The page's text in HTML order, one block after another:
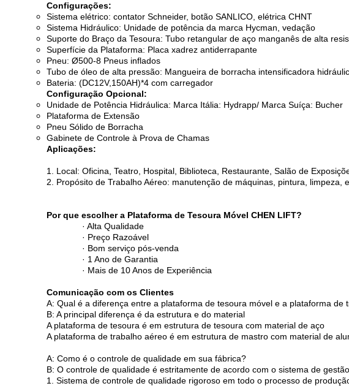
Configurações:
Sistema elétrico: contator Schneider, botão SANLICO, elétrica CHNT
Sistema Hidráulico: Unidade de potência da marca Hycman, vedação
Suporte do Braço da Tesoura: Tubo retangular de aço manganês de alta
Superfície da Plataforma: Placa xadrez antiderrapante
Pneu: Ø500-8 Pneus inflados
Tubo de óleo de alta pressão: Mangueira de borracha intensificadora
Bateria: (DC12V,150AH)*4 com carregador
Configuração Opcional:
Unidade de Potência Hidráulica: Marca Itália: Hydrapp/ Marca Suíça: Bucher
Plataforma de Extensão
Pneu Sólido de Borracha
Gabinete de Controle à Prova de Chamas
Aplicações:
1. Local: Oficina, Teatro, Hospital, Biblioteca, Restaurante, Salão de
2. Propósito de Trabalho Aéreo: manutenção de máquinas, pintura, limpeza,
Por que escolher a Plataforma de Tesoura Móvel CHEN LIFT?
· Alta Qualidade
· Preço Razoável
· Bom serviço pós-venda
· 1 Ano de Garantia
· Mais de 10 Anos de Experiência
Comunicação com os Clientes
A: Qual é a diferença entre a plataforma de tesoura móvel e a plataforma de
B: A principal diferença é da estrutura e do material
A plataforma de tesoura é em estrutura de tesoura com material de aço
A plataforma de trabalho aéreo é em estrutura de mastro com material de
A: Como é o controle de qualidade em sua fábrica?
B: O controle de qualidade é estritamente de acordo com o sistema de
1. Sistema de controle de qualidade rigoroso em todo o processo de